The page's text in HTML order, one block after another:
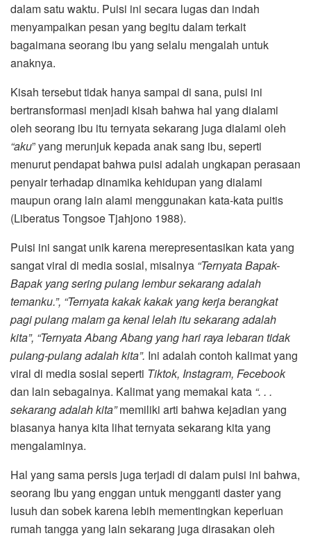
dalam satu waktu. Puisi ini secara lugas dan indah
menyampaikan pesan yang begitu dalam terkait
bagaimana seorang ibu yang selalu mengalah untuk
anaknya.
Kisah tersebut tidak hanya sampai di sana, puisi ini
bertransformasi menjadi kisah bahwa hal yang dialami
oleh seorang ibu itu ternyata sekarang juga dialami oleh
“aku” yang merunjuk kepada anak sang ibu, seperti
menurut pendapat bahwa puisi adalah ungkapan perasaan
penyair terhadap dinamika kehidupan yang dialami
maupun orang lain alami menggunakan kata-kata puitis
(Liberatus Tongsoe Tjahjono 1988).
Puisi ini sangat unik karena merepresentasikan kata yang
sangat viral di media sosial, misalnya “Ternyata Bapak-
Bapak yang sering pulang lembur sekarang adalah
temanku.”, “Ternyata kakak kakak yang kerja berangkat
pagi pulang malam ga kenal lelah itu sekarang adalah
kita”, “Ternyata Abang Abang yang hari raya lebaran tidak
pulang-pulang adalah kita”. Ini adalah contoh kalimat yang
viral di media sosial seperti Tiktok, Instagram, Fecebook
dan lain sebagainya. Kalimat yang memakai kata “. . .
sekarang adalah kita”memiliki arti bahwa kejadian yang
biasanya hanya kita lihat ternyata sekarang kita yang
mengalaminya.
Hal yang sama persis juga terjadi di dalam puisi ini bahwa,
seorang Ibu yang enggan untuk mengganti daster yang
lusuh dan sobek karena lebih mementingkan keperluan
rumah tangga yang lain sekarang juga dirasakan oleh